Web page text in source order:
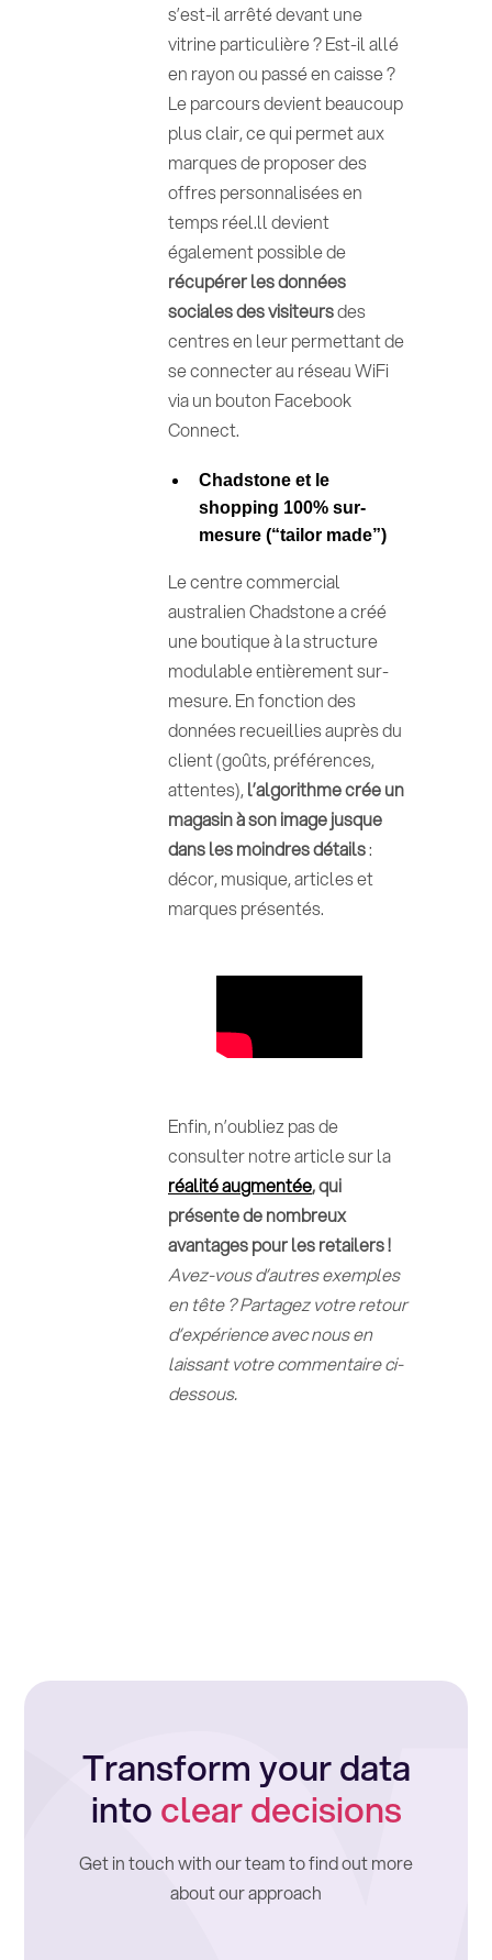
s’est-il arrêté devant une
vitrine particulière ? Est-il allé
en rayon ou passé en caisse ?
Le parcours devient beaucoup
plus clair, ce qui permet aux
marques de proposer des
offres personnalisées en
temps réel.ll devient
également possible de
récupérer les données
sociales des visiteursdes
centres en leur permettant de
se connecter au réseau WiFi
via un bouton Facebook
Connect.
Chadstone et le
shopping 100% sur-
mesure (“tailor made”)
Le centre commercial
australien Chadstone a créé
une boutique à la structure
modulable entièrement sur-
mesure. En fonction des
données recueillies auprès du
client (goûts, préférences,
attentes),l’algorithme crée un
magasin à son image jusque
dans les moindres détails:
décor, musique, articles et
marques présentés.
Enfin, n’oubliez pas de
consulter notre article sur la
réalité augmentée, qui
présente de nombreux
avantages pour les retailers !
Avez-vous d’autres exemples
en tête ? Partagez votre retour
d’expérience avec nous en
laissant votre commentaire ci-
dessous.
Transform your data
intoclear decisions
Get in touch with our team to find out more
about our approach